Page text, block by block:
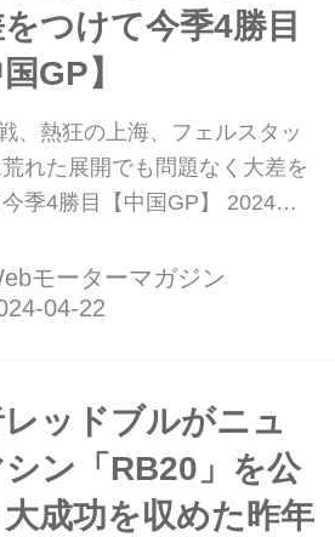
つけて今季4勝目
国GP】
、熱狂の上海、フェルスタッ
れた展開でも問題なく大差を
季4勝目【中国GP】 2024年4
ターナショナルサーキットで
れ、レッドブルのマックス・フ
ルのセルジオ・ペレスが入っ
田裕毅(RB)はケビン・マグヌッ
ース)に...
モーターマガジン
ッドブルがニュ
シン「RB20」を公
大成功を収めた昨年